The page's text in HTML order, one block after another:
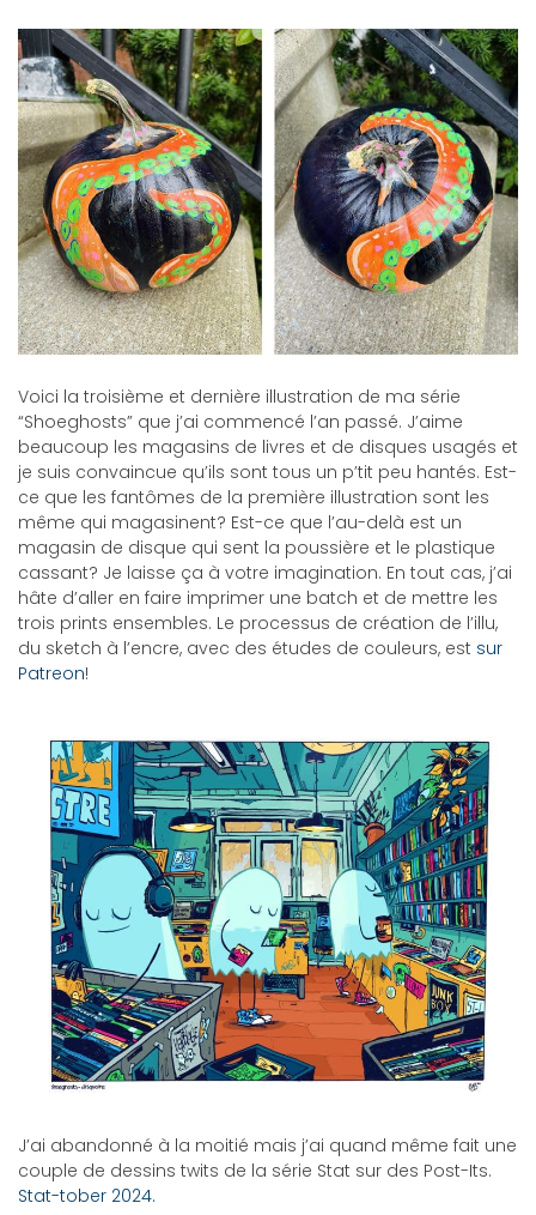
Voici la troisième et dernière illustration de ma série
“Shoeghosts” que j’ai commencé l’an passé. J’aime
beaucoup les magasins de livres et de disques usagés et
je suis convaincue qu’ils sont tous un p’tit peu hantés. Est-
ce que les fantômes de la première illustration sont les
même qui magasinent? Est-ce que l’au-delà est un
magasin de disque qui sent la poussière et le plastique
cassant? Je laisse ça à votre imagination. En tout cas, j’ai
hâte d’aller en faire imprimer une batch et de mettre les
trois prints ensembles. Le processus de création de l’illu,
du sketch à l’encre, avec des études de couleurs, est sur
Patreon!
J’ai abandonné à la moitié mais j’ai quand même fait une
couple de dessins twits de la série Stat sur des Post-Its.
Stat-tober 2024.